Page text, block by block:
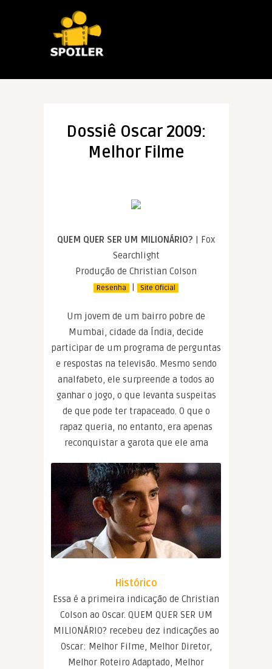
Dossiê Oscar 2009:
Melhor Filme
QUEM QUER SER UM MILIONÁRIO? | Fox
Searchlight
Produção de Christian Colson
Resenha | Site Oficial
Um jovem de um bairro pobre de
Mumbai, cidade da Índia, decide
participar de um programa de perguntas
e respostas na televisão. Mesmo sendo
analfabeto, ele surpreende a todos ao
ganhar o jogo, o que levanta suspeitas
de que pode ter trapaceado. O que o
rapaz queria, no entanto, era apenas
reconquistar a garota que ele ama
Histórico
Essa é a primeira indicação de Christian
Colson ao Oscar. QUEM QUER SER UM
MILIONÁRIO? recebeu dez indicações ao
Oscar: Melhor Filme, Melhor Diretor,
Melhor Roteiro Adaptado, Melhor